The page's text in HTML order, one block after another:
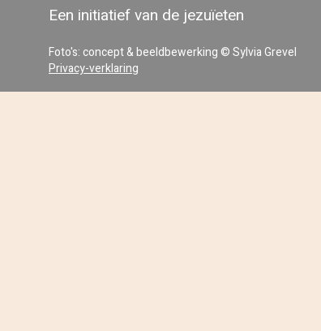
Een initiatief van de jezuïeten
Foto's: concept & beeldbewerking © Sylvia Grevel
Privacy-verklaring